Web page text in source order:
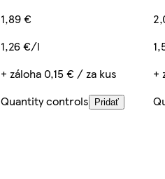
1,89 €
1,26 €/l
+ záloha 0,15 € / za kus
Quantity controls
Pridať
+